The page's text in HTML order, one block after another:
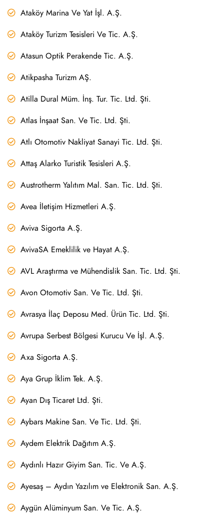
Ataköy Marina Ve Yat İşl. A.Ş.
Ataköy Turizm Tesisleri Ve Tic. A.Ş.
Atasun Optik Perakende Tic. A.Ş.
Atikpasha Turizm AŞ.
Atilla Dural Müm. İnş. Tur. Tic. Ltd. Şti.
Atlas İnşaat San. Ve Tic. Ltd. Şti.
Atlı Otomotiv Nakliyat Sanayi Tic. Ltd. Şti.
Attaş Alarko Turistik Tesisleri A.Ş.
Austrotherm Yalıtım Mal. San. Tic. Ltd. Şti.
Avea İletişim Hizmetleri A.Ş.
Aviva Sigorta A.Ş.
AvivaSA Emeklilik ve Hayat A.Ş.
AVL Araştırma ve Mühendislik San. Tic. Ltd. Şti.
Avon Otomotiv San. Ve Tic. Ltd. Şti.
Avrasya İlaç Deposu Med. Ürün Tic. Ltd. Şti.
Avrupa Serbest Bölgesi Kurucu Ve İşl. A.Ş.
Axa Sigorta A.Ş.
Aya Grup İklim Tek. A.Ş.
Ayan Dış Ticaret Ltd. Şti.
Aybars Makine San. Ve Tic. Ltd. Şti.
Aydem Elektrik Dağıtım A.Ş.
Aydınlı Hazır Giyim San. Tic. Ve A.Ş.
Ayesaş – Aydın Yazılım ve Elektronik San. A.Ş.
Aygün Alüminyum San. Ve Tic. A.Ş.